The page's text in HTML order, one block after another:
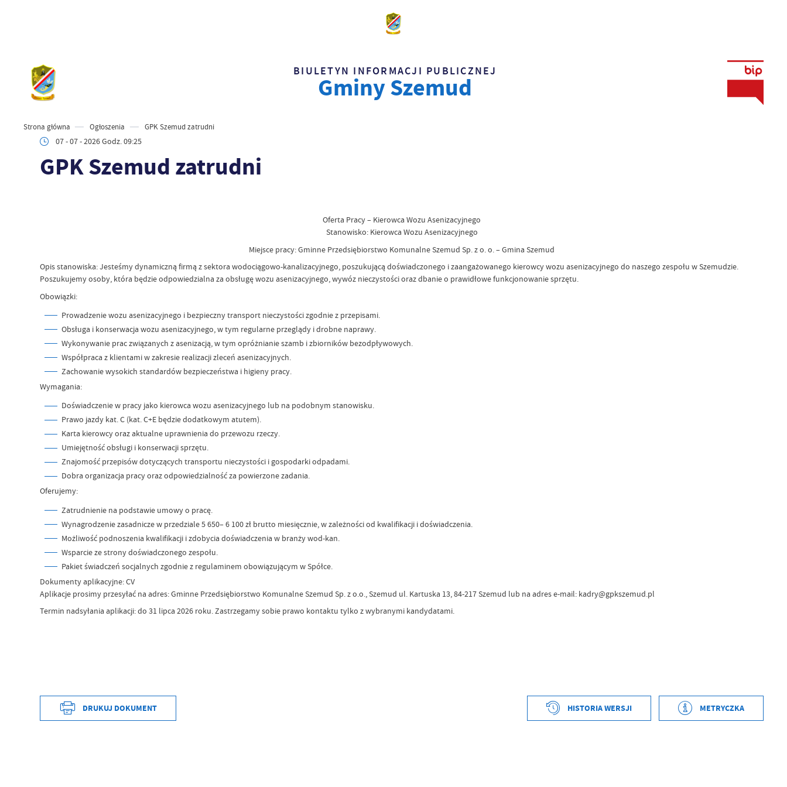
BIULETYN INFORMACJI PUBLICZNEJ
Gminy Szemud
Strona główna Ogłoszenia GPK Szemud zatrudni
07 - 07 - 2026 Godz. 09:25
GPK Szemud zatrudni
Oferta Pracy – Kierowca Wozu Asenizacyjnego
Stanowisko: Kierowca Wozu Asenizacyjnego
Miejsce pracy: Gminne Przedsiębiorstwo Komunalne Szemud Sp. z o. o. – Gmina Szemud
Opis stanowiska: Jesteśmy dynamiczną firmą z sektora wodociągowo-kanalizacyjnego, poszukującą doświadczonego i zaangażowanego kierowcy wozu asenizacyjnego do naszego zespołu w Szemudzie.
Poszukujemy osoby, która będzie odpowiedzialna za obsługę wozu asenizacyjnego, wywóz nieczystości oraz dbanie o prawidłowe funkcjonowanie sprzętu.
Obowiązki:
Prowadzenie wozu asenizacyjnego i bezpieczny transport nieczystości zgodnie z przepisami.
Obsługa i konserwacja wozu asenizacyjnego, w tym regularne przeglądy i drobne naprawy.
Wykonywanie prac związanych z asenizacją, w tym opróżnianie szamb i zbiorników bezodpływowych.
Współpraca z klientami w zakresie realizacji zleceń asenizacyjnych.
Zachowanie wysokich standardów bezpieczeństwa i higieny pracy.
Wymagania:
Doświadczenie w pracy jako kierowca wozu asenizacyjnego lub na podobnym stanowisku.
Prawo jazdy kat. C (kat. C+E będzie dodatkowym atutem).
Karta kierowcy oraz aktualne uprawnienia do przewozu rzeczy.
Umiejętność obsługi i konserwacji sprzętu.
Znajomość przepisów dotyczących transportu nieczystości i gospodarki odpadami.
Dobra organizacja pracy oraz odpowiedzialność za powierzone zadania.
Oferujemy:
Zatrudnienie na podstawie umowy o pracę.
Wynagrodzenie zasadnicze w przedziale 5 650– 6 100 zł brutto miesięcznie, w zależności od kwalifikacji i doświadczenia.
Możliwość podnoszenia kwalifikacji i zdobycia doświadczenia w branży wod-kan.
Wsparcie ze strony doświadczonego zespołu.
Pakiet świadczeń socjalnych zgodnie z regulaminem obowiązującym w Spółce.
Dokumenty aplikacyjne: CV
Aplikacje prosimy przesyłać na adres: Gminne Przedsiębiorstwo Komunalne Szemud Sp. z o.o., Szemud ul. Kartuska 13, 84-217 Szemud lub na adres e-mail: kadry@gpkszemud.pl
Termin nadsyłania aplikacji: do 31 lipca 2026 roku. Zastrzegamy sobie prawo kontaktu tylko z wybranymi kandydatami.
Bartosz Pionk
DRUKUJ DOKUMENT HISTORIA WERSJI METRYCZKA